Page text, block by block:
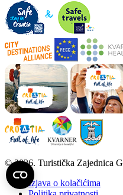
© 2026. Turistička Zajednica
Izjava o kolačićima